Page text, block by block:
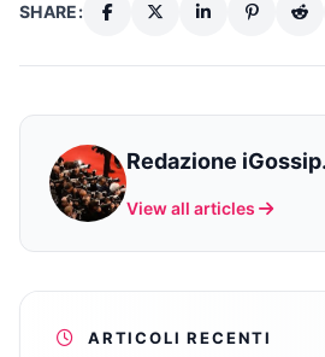
SHARE:
Redazione
View all articles
ARTICOLI RECENTI